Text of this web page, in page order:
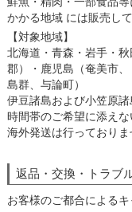
かかる地域 には販売し
【対象地域】
北海道・青森・岩手・
郡）・鹿児島（奄美市
島群、与論町）
伊豆諸島および小笠原
時間帯のご希望に添えな
海外発送は行っておりま
返品・交換・トラブ
お客様のご都合による